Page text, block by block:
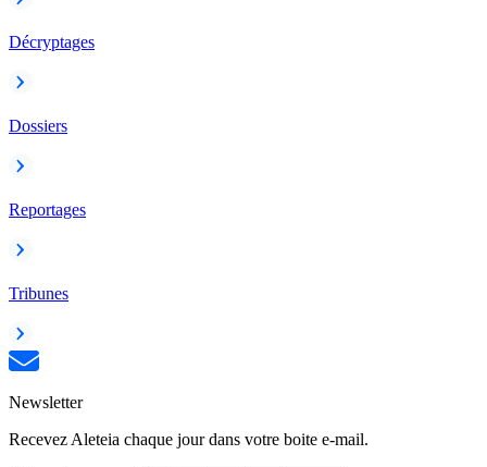
Décryptages
Dossiers
Reportages
Tribunes
Newsletter
Recevez Aleteia chaque jour dans votre boite e-mail.